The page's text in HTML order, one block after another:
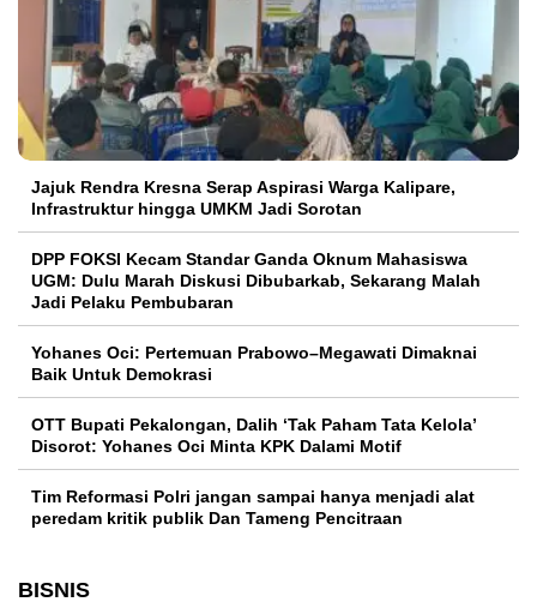
Jajuk Rendra Kresna Serap Aspirasi Warga Kalipare,
Infrastruktur hingga UMKM Jadi Sorotan
DPP FOKSI Kecam Standar Ganda Oknum Mahasiswa
UGM: Dulu Marah Diskusi Dibubarkab, Sekarang Malah
Jadi Pelaku Pembubaran
Yohanes Oci: Pertemuan Prabowo–Megawati Dimaknai
Baik Untuk Demokrasi
OTT Bupati Pekalongan, Dalih ‘Tak Paham Tata Kelola’
Disorot: Yohanes Oci Minta KPK Dalami Motif
Tim Reformasi Polri jangan sampai hanya menjadi alat
peredam kritik publik Dan Tameng Pencitraan
BISNIS